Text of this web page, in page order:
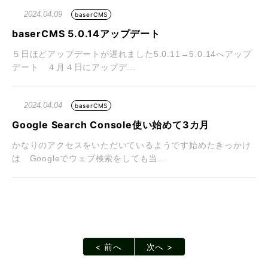
2024.04.09 baserCMS
baserCMS 5.0.14アップデート
５日ほどアップデートが遅れました5.0.11→5.0.14へアップ
デート ４月４日にアップデ...
2024.04.04 baserCMS
Google Search Console使い始めて3カ月
かなりのアクセスをいただいているようです始めたきっかけ
は Googleでウェブ検索をしても当...
< 前へ 次へ >